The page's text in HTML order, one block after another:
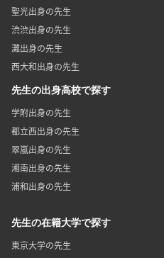
聖光出身の先生
渋渋出身の先生
灘出身の先生
西大和出身の先生
先生の出身高校で探す
学附出身の先生
都立西出身の先生
翠嵐出身の先生
湘南出身の先生
浦和出身の先生
先生の在籍大学で探す
東京大学の先生